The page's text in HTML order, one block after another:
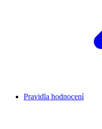
Pravidla hodnocení